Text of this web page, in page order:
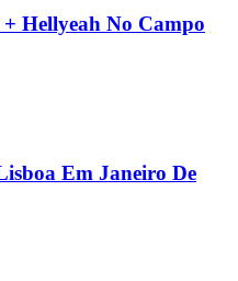
Hellyeah No Campo
Em Janeiro De